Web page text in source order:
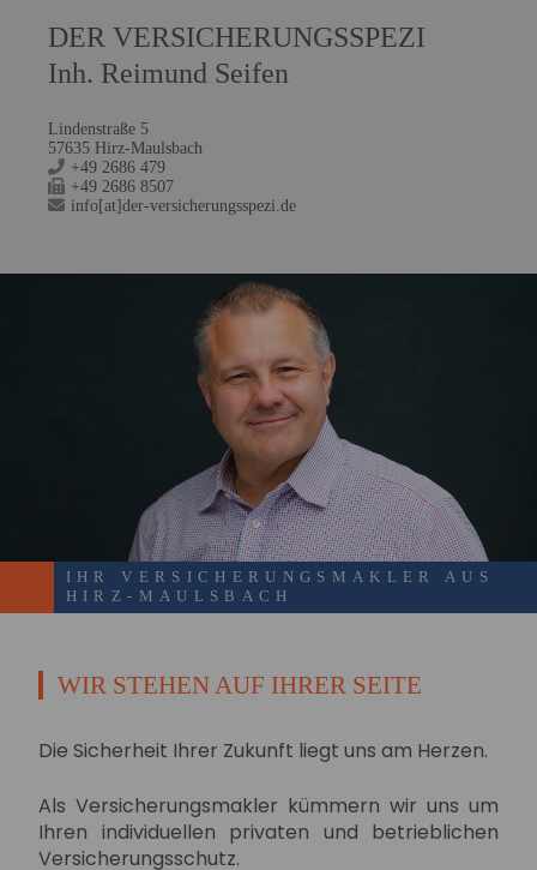
DER VERSICHERUNGSSPEZI
Inh. Reimund Seifen
Lindenstraße 5
57635 Hirz-Maulsbach
+49 2686 479
+49 2686 8507
info[at]der-versicherungsspezi.de
IHR VERSICHERUNGSMAKLER AUS
HIRZ-MAULSBACH
WIR STEHEN AUF IHRER SEITE
Die Sicherheit Ihrer Zukunft liegt uns am Herzen.
Als Versicherungsmakler kümmern wir uns um
Ihren individuellen privaten und betrieblichen
Versicherungsschutz.